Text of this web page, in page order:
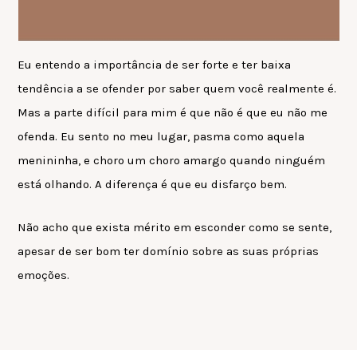
Eu entendo a importância de ser forte e ter baixa
tendência a se ofender por saber quem você realmente é.
Mas a parte difícil para mim é que não é que eu não me
ofenda. Eu sento no meu lugar, pasma como aquela
menininha, e choro um choro amargo quando ninguém
está olhando. A diferença é que eu disfarço bem.
Não acho que exista mérito em esconder como se sente,
apesar de ser bom ter domínio sobre as suas próprias
emoções.